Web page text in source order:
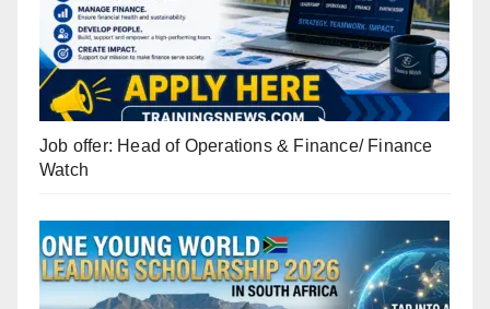
Job offer: Head of Operations & Finance/ Finance
Watch